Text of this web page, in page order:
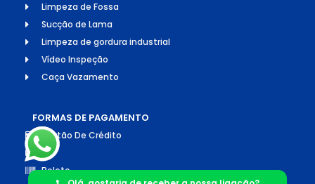
Limpeza de Fossa
Sucção de Lama
Limpeza de gordura industrial
Vídeo Inspeção
Caça Vazamento
FORMAS DE PAGAMENTO
Cartão De Crédito
Pix
Boleto